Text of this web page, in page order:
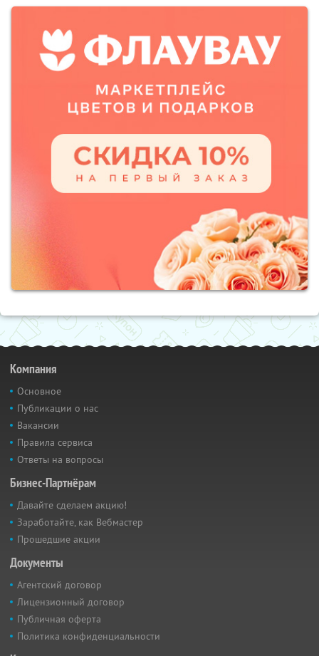
Компания
Основное
Публикации о нас
Вакансии
Правила сервиса
Ответы на вопросы
Бизнес-Партнёрам
Давайте сделаем акцию!
Заработайте, как Вебмастер
Прошедшие акции
Документы
Агентский договор
Лицензионный договор
Публичная оферта
Политика конфиденциальности